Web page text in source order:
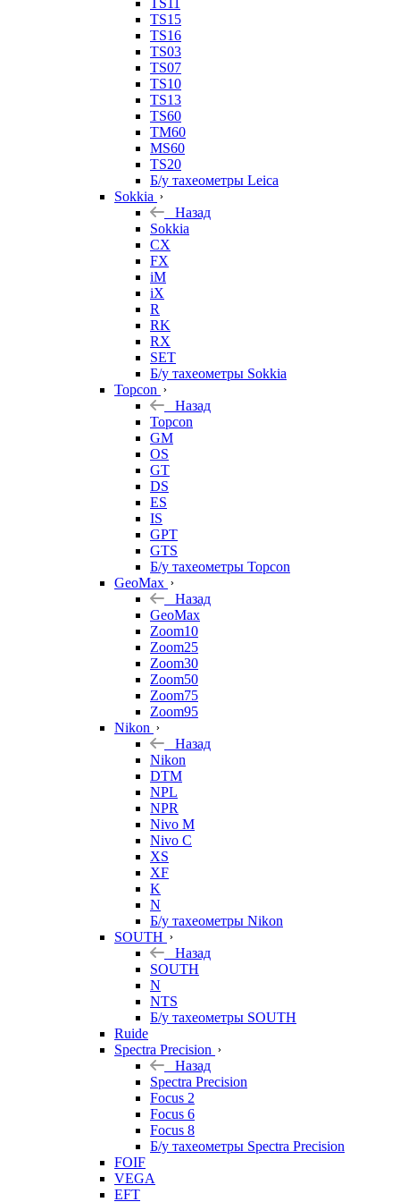
TS11
TS15
TS16
TS03
TS07
TS10
TS13
TS60
TM60
MS60
TS20
Б/у тахеометры Leica
Sokkia
Назад
Sokkia
CX
FX
iM
iX
R
RK
RX
SET
Б/у тахеометры Sokkia
Topcon
Назад
Topcon
GM
OS
GT
DS
ES
IS
GPT
GTS
Б/у тахеометры Topcon
GeoMax
Назад
GeoMax
Zoom10
Zoom25
Zoom30
Zoom50
Zoom75
Zoom95
Nikon
Назад
Nikon
DTM
NPL
NPR
Nivo M
Nivo C
XS
XF
K
N
Б/у тахеометры Nikon
SOUTH
Назад
SOUTH
N
NTS
Б/у тахеометры SOUTH
Ruide
Spectra Precision
Назад
Spectra Precision
Focus 2
Focus 6
Focus 8
Б/у тахеометры Spectra Precision
FOIF
VEGA
EFT